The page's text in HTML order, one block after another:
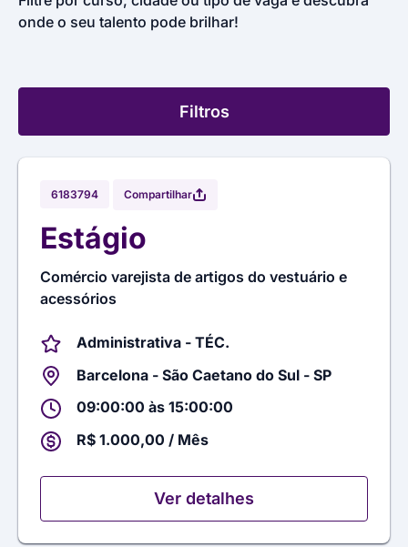
onde o seu talento pode brilhar!
Filtros
6183794 Compartilhar
Estágio
Comércio varejista de artigos do vestuário e
acessórios
Administrativa - TÉC.
Barcelona - São Caetano do Sul - SP
09:00:00 às 15:00:00
R$ 1.000,00 / Mês
Ver detalhes